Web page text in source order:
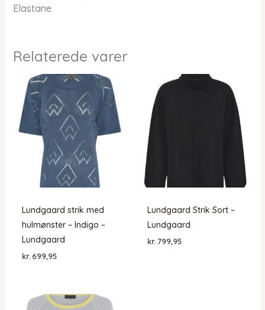
Elastane
Relaterede varer
Lundgaard strik med
hulmønster – Indigo –
Lundgaard
kr. 699,95
Lundgaard Strik Sort –
Lundgaard
kr. 799,95